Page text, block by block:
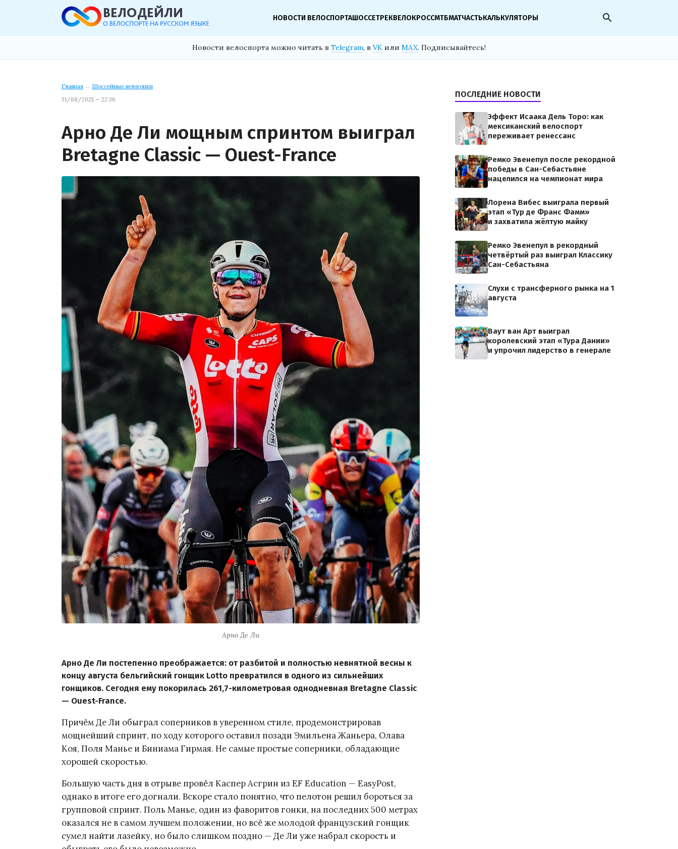
НОВОСТИ ВЕЛОСПОРТАШОССЕТРЕКВЕЛОКРОССМТБМАТЧАСТЬКАЛЬКУЛЯТОРЫ search
Новости велоспорта можно читать в Telegram, в VK или MAX. Подписывайтесь!
Главная → Шоссейные велогонки
31/08/2025 — 22:36
Арно Де Ли мощным спринтом выиграл
Bretagne Classic — Ouest-France
Арно Де Ли
Арно Де Ли постепенно преображается: от разбитой и полностью невнятной весны к
концу августа бельгийский гонщик Lotto превратился в одного из сильнейших
гонщиков. Сегодня ему покорилась 261,7-километровая однодневная Bretagne Classic
— Ouest-France.
Причём Де Ли обыграл соперников в уверенном стиле, продемонстрировав
мощнейший спринт, по ходу которого оставил позади Эмильена Жаньера, Олава
Коя, Поля Манье и Биниама Гирмая. Не самые простые соперники, обладающие
хорошей скоростью.
Большую часть дня в отрыве провёл Каспер Асгрин из EF Education — EasyPost,
однако в итоге его догнали. Вскоре стало понятно, что пелотон решил бороться за
групповой спринт. Поль Манье, один из фаворитов гонки, на последних 500 метрах
оказался не в самом лучшем положении, но всё же молодой французский гонщик
сумел найти лазейку, но было слишком поздно — Де Ли уже набрал скорость и
ПОСЛЕДНИЕ НОВОСТИ
Эффект Исаака Дель Торо: как
мексиканский велоспорт
переживает ренессанс
Ремко Эвенепул после рекордной
победы в Сан-Себастьяне
нацелился на чемпионат мира
Лорена Вибес выиграла первый
этап «Тур де Франс Фамм»
и захватила жёлтую майку
Ремко Эвенепул в рекордный
четвёртый раз выиграл Классику
Сан-Себастьяна
Слухи с трансферного рынка на 1
августа
Ваут ван Арт выиграл
королевский этап «Тура Дании»
и упрочил лидерство в генерале